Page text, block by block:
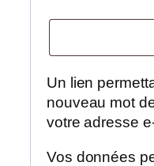
Un lien
nouveau mot
votre adresse
Vos données